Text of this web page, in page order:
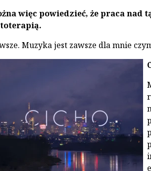
więc powiedzieć, że praca nad
Muzyka jest zawsze dla mnie